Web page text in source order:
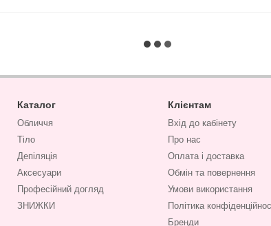
Каталог
Обличчя
Тіло
Депіляція
Аксесуари
Професійний догляд
ЗНИЖКИ
Клієнтам
Вхід до кабінету
Про нас
Оплата і доставка
Обмін та повернення
Умови використання
Політика
Бренди